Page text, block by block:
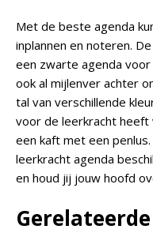
Met de beste agenda
inplannen en noteren.
een zwarte agenda
ook al mijlenver achter
tal van verschillende
voor de leerkracht heeft
een kaft met een
leerkracht agenda
en houd jij jouw hoofd